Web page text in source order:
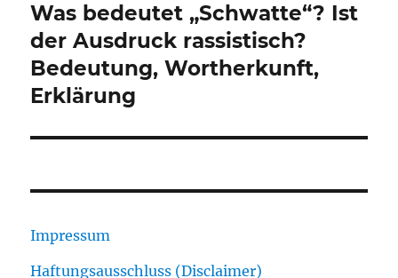
Nächster
Beitrag:
Was bedeutet „Schwatte“? Ist
der Ausdruck rassistisch?
Bedeutung, Wortherkunft,
Erklärung
Impressum
Haftungsausschluss (Disclaimer)